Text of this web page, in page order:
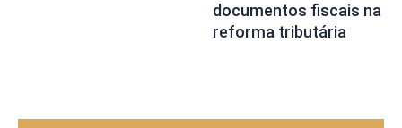
documentos fiscais na
reforma tributária